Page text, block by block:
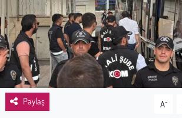
Paylaş A-
Sağlık
Kadın
Emek
Spor